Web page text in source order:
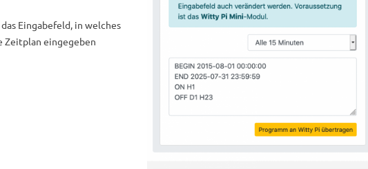
Eingabefeld, in welches
Zeitplan eingegeben